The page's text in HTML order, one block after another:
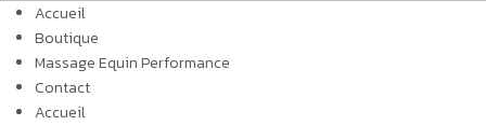
Accueil
Boutique
Massage Equin Performance
Contact
Accueil